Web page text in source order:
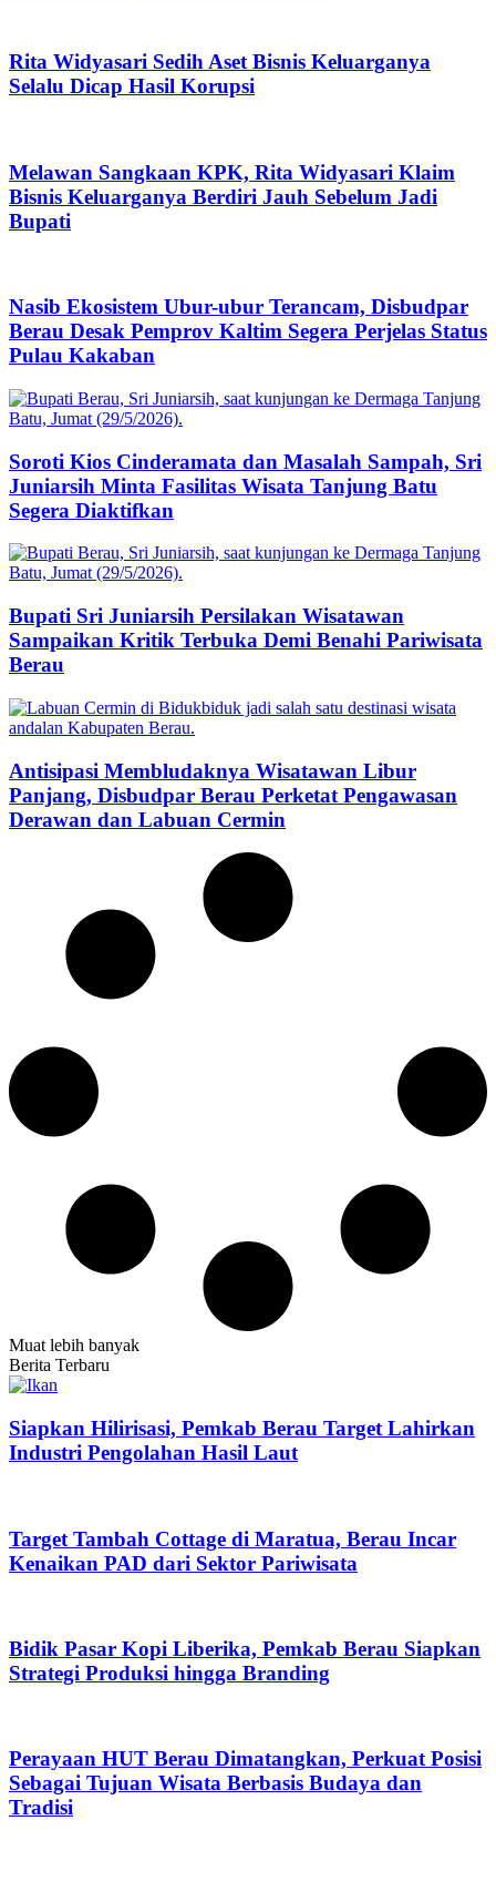
Rita Widyasari Sedih Aset Bisnis Keluarganya
Selalu Dicap Hasil Korupsi
Melawan Sangkaan KPK, Rita Widyasari Klaim
Bisnis Keluarganya Berdiri Jauh Sebelum Jadi
Bupati
Nasib Ekosistem Ubur-ubur Terancam, Disbudpar
Berau Desak Pemprov Kaltim Segera Perjelas Status
Pulau Kakaban
Soroti Kios Cinderamata dan Masalah Sampah, Sri
Juniarsih Minta Fasilitas Wisata Tanjung Batu
Segera Diaktifkan
Bupati Sri Juniarsih Persilakan Wisatawan
Sampaikan Kritik Terbuka Demi Benahi Pariwisata
Berau
Antisipasi Membludaknya Wisatawan Libur
Panjang, Disbudpar Berau Perketat Pengawasan
Derawan dan Labuan Cermin
Muat lebih banyak
Berita Terbaru
Siapkan Hilirisasi, Pemkab Berau Target Lahirkan
Industri Pengolahan Hasil Laut
Target Tambah Cottage di Maratua, Berau Incar
Kenaikan PAD dari Sektor Pariwisata
Bidik Pasar Kopi Liberika, Pemkab Berau Siapkan
Strategi Produksi hingga Branding
Perayaan HUT Berau Dimatangkan, Perkuat Posisi
Sebagai Tujuan Wisata Berbasis Budaya dan
Tradisi